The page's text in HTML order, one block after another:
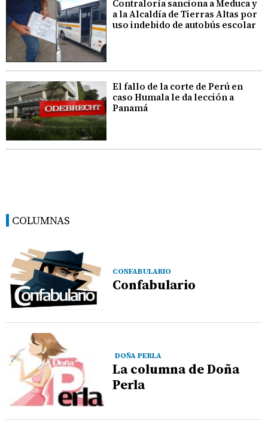
Contraloría sanciona a Meduca y
a la Alcaldía de Tierras Altas por
uso indebido de autobús escolar
El fallo de la corte de Perú en
caso Humala le da lección a
Panamá
COLUMNAS
CONFABULARIO
Confabulario
DOÑA PERLA
La columna de Doña
Perla